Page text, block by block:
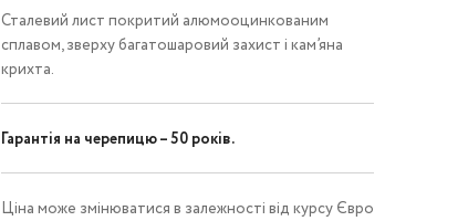
Сталевий лист покритий алюмооцинкованим
сплавом, зверху багатошаровий захист і кам’яна
крихта.
Гарантія на черепицю – 50 років.
Ціна може змінюватися в залежності від курсу Євро